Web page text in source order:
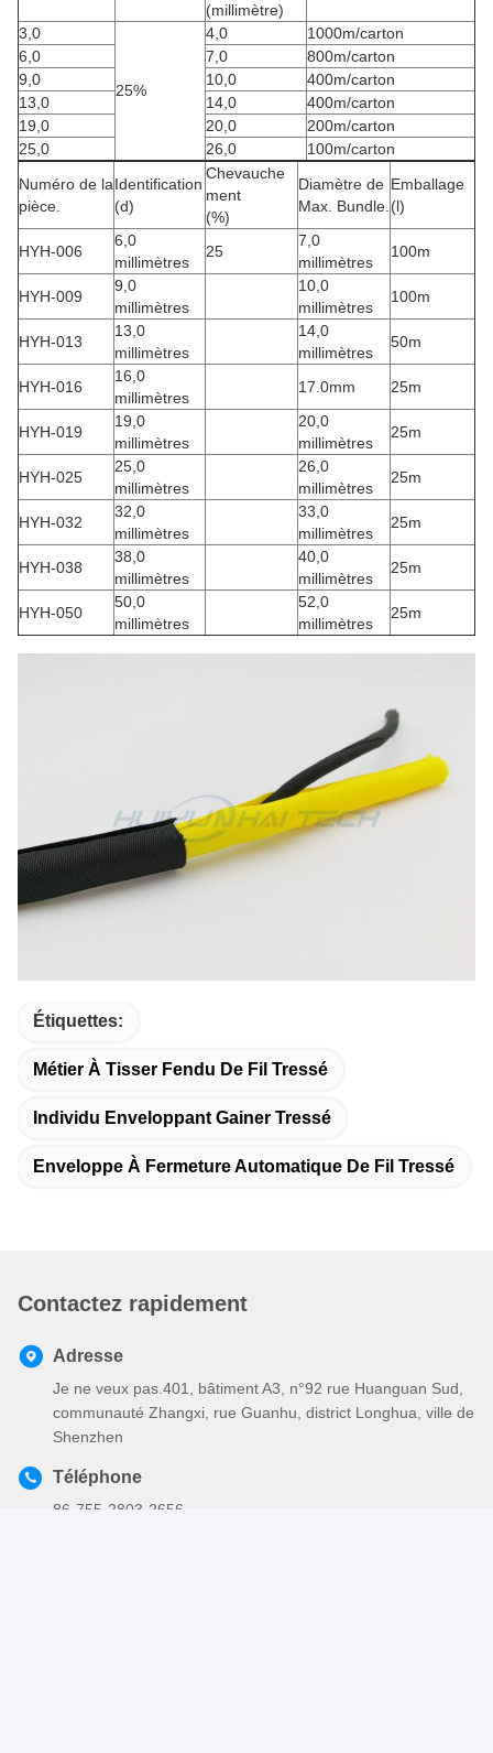
(millimètre)
3,0
25%
4,0
1000m/carton
6,0
7,0
800m/carton
9,0
10,0
400m/carton
13,0
14,0
400m/carton
19,0
20,0
200m/carton
25,0
26,0
100m/carton
Numéro de la
pièce.
Identification
(d)
Chevauche
ment
(%)
Diamètre de
Max. Bundle.
Emballage
(l)
HYH-006
6,0
millimètres
25
7,0
millimètres
100m
HYH-009
9,0
millimètres
10,0
millimètres
100m
HYH-013
13,0
millimètres
14,0
millimètres
50m
HYH-016
16,0
millimètres
17.0mm 25m
HYH-019
19,0
millimètres
20,0
millimètres
25m
HYH-025
25,0
millimètres
26,0
millimètres
25m
HYH-032
32,0
millimètres
33,0
millimètres
25m
HYH-038
38,0
millimètres
40,0
millimètres
25m
HYH-050
50,0
millimètres
52,0
millimètres
25m
Étiquettes:
Métier À Tisser Fendu De Fil Tressé
Individu Enveloppant Gainer Tressé
Enveloppe À Fermeture Automatique De Fil Tressé
Contactez rapidement
Adresse
Je ne veux pas.401, bâtiment A3, n°92 rue Huanguan Sud,
communauté Zhangxi, rue Guanhu, district Longhua, ville de
Shenzhen
Téléphone
86-755-2803-2656